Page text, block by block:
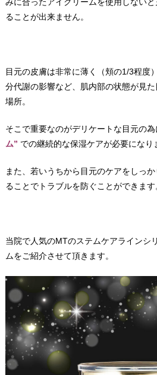
ることが出来ません。
目元の皮膚は非常に薄く（頬の1/3程度
分代謝の影響など、肌内部の状態が見
場所。
そこで重要なのがデリケートな目元の
ム” での継続的な保湿ケアが必要になり
また、若いうちから目元のケアをしっ
ることでトラブルを防ぐことができま
当院で人気のMTのステムケアライン
ムをご紹介させて頂きます。